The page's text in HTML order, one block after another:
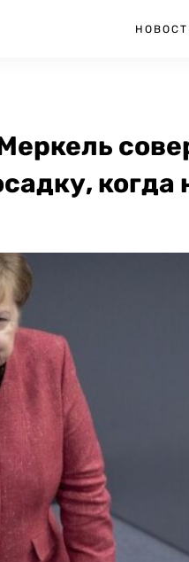
когда